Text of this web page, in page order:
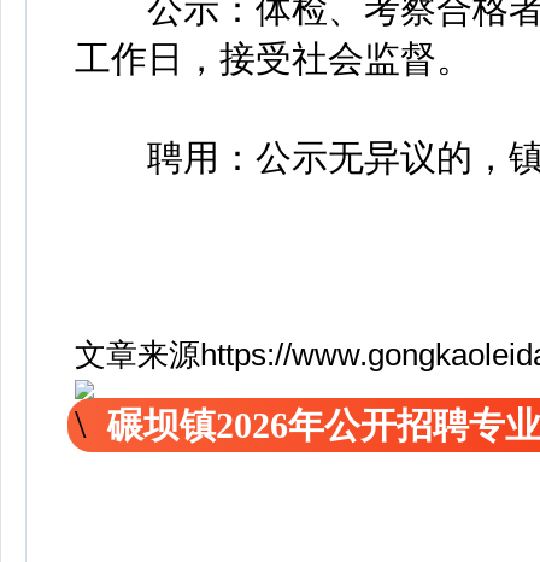
公示：体检、考察合格者
工作日，接受社会监督。
聘用：公示无异议的，镇
文章来源https://
碾坝镇2026年公开招聘专